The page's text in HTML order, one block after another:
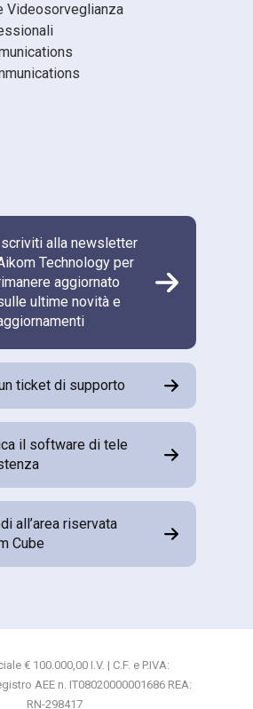
Videosorveglianza
Iscriviti alla newsletter
Technology per
aggiornato
ultime novità e
ticket di supporto
il software di tele
all’area riservata
Cube
€ 100.000,00 I.V. | C.F. e P.IVA:
AEE n. IT08020000001686 REA:
RN-298417